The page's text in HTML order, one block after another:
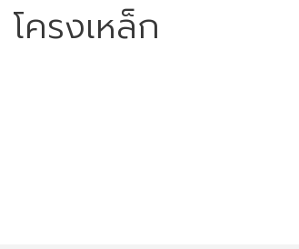
โครงเหล็ก